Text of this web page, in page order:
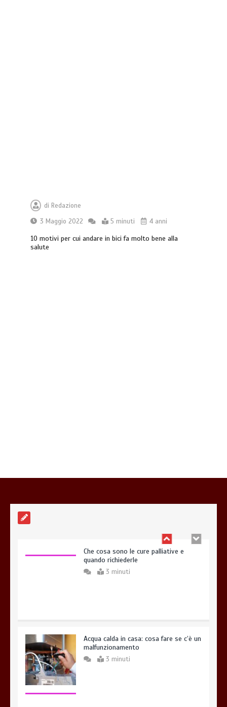
di Redazione
3 Maggio 2022
5 minuti 4 anni
10 motivi per cui andare in bici fa molto bene alla
salute
3 minuti
Che cosa sono le cure palliative e
quando richiederle
3 minuti
Acqua calda in casa: cosa fare se c’è un
malfunzionamento
3 minuti